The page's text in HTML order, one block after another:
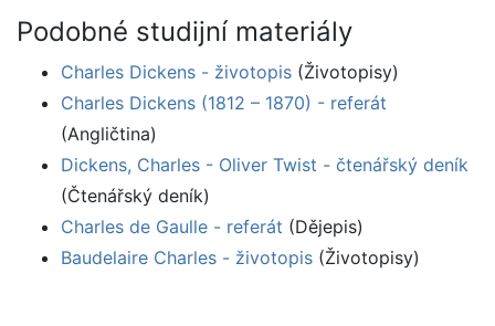
Podobné studijní materiály
Charles Dickens - životopis (Životopisy)
Charles Dickens (1812 – 1870) - referát
(Angličtina)
Dickens, Charles - Oliver Twist - čtenářský deník
(Čtenářský deník)
Charles de Gaulle - referát (Dějepis)
Baudelaire Charles - životopis (Životopisy)